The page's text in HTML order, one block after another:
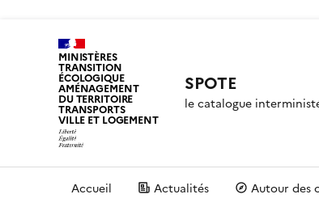
MINISTÈRES
TRANSITION
ÉCOLOGIQUE
AMÉNAGEMENT
DU TERRITOIRE
TRANSPORTS
VILLE ET LOGEMENT
SPOTE
le catalogue
Accueil Actualités Autour des